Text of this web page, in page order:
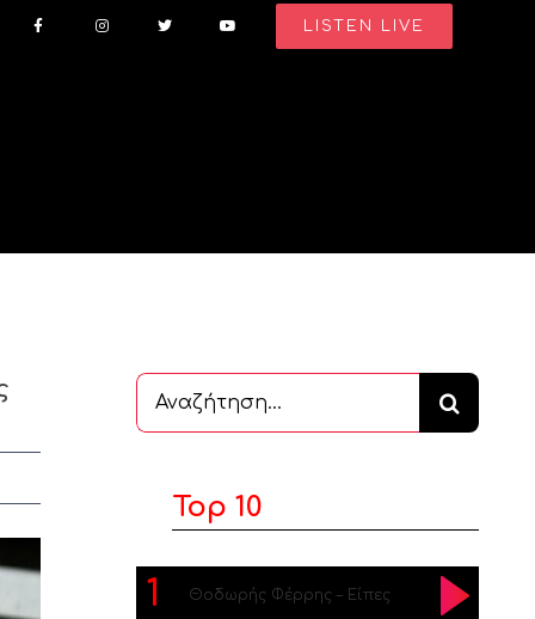
LISTEN LIVE
Αναζήτηση
...
Top 10
1 Θοδωρής Φέρρης – Είπες